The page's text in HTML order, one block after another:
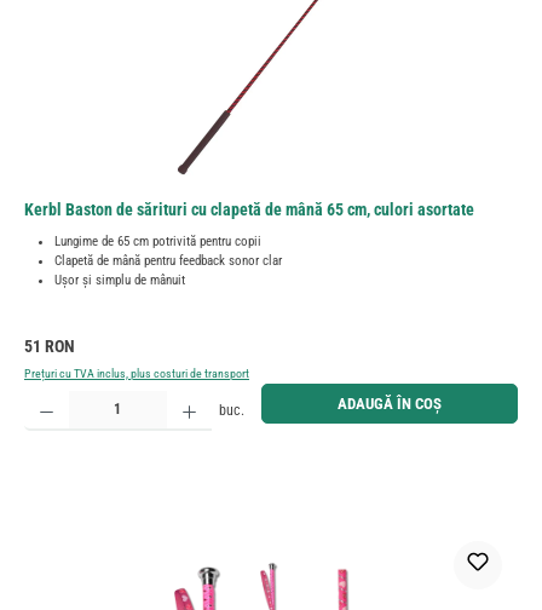
Kerbl Baston de sărituri cu clapetă de mână 65 cm, culori asortate
Lungime de 65 cm potrivită pentru copii
Clapetă de mână pentru feedback sonor clar
Ușor și simplu de mânuit
Preț obișnuit:
51 RON
Prețuri cu TVA inclus, plus costuri de transport
Cantitate produs: Introduceți cantitatea dorită sau utilizați butoanele pentru a mări sau micșora
buc. ADAUGĂ ÎN COȘ